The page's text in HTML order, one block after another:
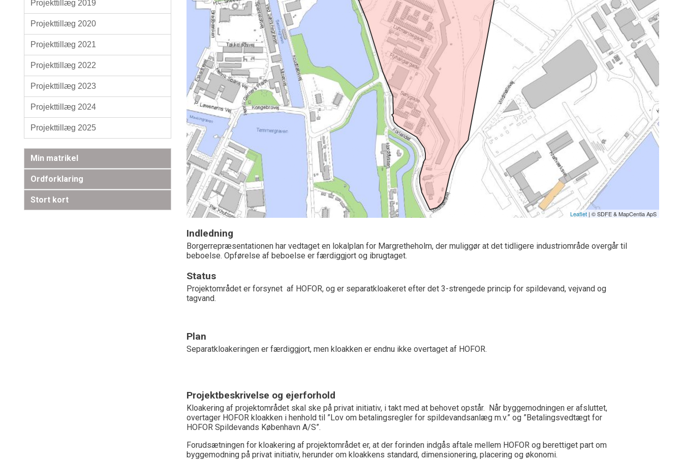
Projekttillæg 2019
Projekttillæg 2020
Projekttillæg 2021
Projekttillæg 2022
Projekttillæg 2023
Projekttillæg 2024
Projekttillæg 2025
Min matrikel
Ordforklaring
Stort kort
Leaflet | © SDFE & MapCentia ApS
Indledning
Borgerrepræsentationen har vedtaget en lokalplan for Margretheholm, der muliggør at det tidligere industriområde overgår til
beboelse. Opførelse af beboelse er færdiggjort og ibrugtaget.
Status
Projektområdet er forsynet af HOFOR, og er separatkloakeret efter det 3-strengede princip for spildevand, vejvand og
tagvand.
Plan
Separatkloakeringen er færdiggjort, men kloakken er endnu ikke overtaget af HOFOR.
Projektbeskrivelse og ejerforhold
Kloakering af projektområdet skal ske på privat initiativ, i takt med at behovet opstår. Når byggemodningen er afsluttet,
overtager HOFOR kloakken i henhold til ”Lov om betalingsregler for spildevandsanlæg m.v.” og ”Betalingsvedtægt for
HOFOR Spildevands København A/S”.
Forudsætningen for kloakering af projektområdet er, at der forinden indgås aftale mellem HOFOR og berettiget part om
byggemodning på privat initiativ, herunder om kloakkens standard, dimensionering, placering og økonomi.